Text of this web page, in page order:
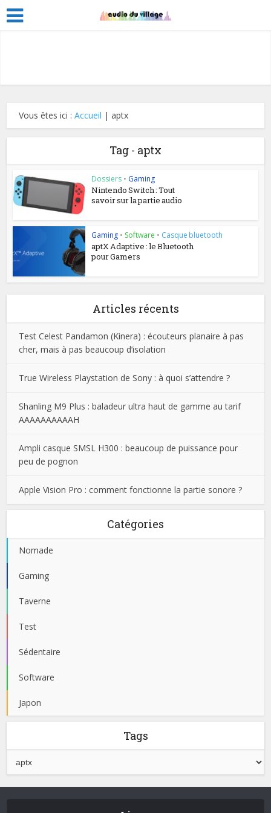
Vous êtes ici :Accueil |aptx
Tag - aptx
Dossiers • Gaming
Nintendo Switch : Tout
savoir sur la partie audio
Gaming • Software • Casque bluetooth
aptX Adaptive : le Bluetooth
pour Gamers
Articles récents
Test Celest Pandamon (Kinera) : écouteurs planaire à pas
cher, mais à pas beaucoup d’isolation
True Wireless Playstation de Sony : à quoi s’attendre ?
Shanling M9 Plus : baladeur ultra haut de gamme au tarif
AAAAAAAAAAH
Ampli casque SMSL H300 : beaucoup de puissance pour
peu de pognon
Apple Vision Pro : comment fonctionne la partie sonore ?
Catégories
Nomade
Gaming
Taverne
Test
Sédentaire
Software
Japon
Tags